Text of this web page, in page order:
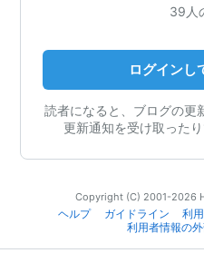
39人
ログインし
読者になると、ブログの更
更新通知を受け取った
Copyright (C) 2001-2026
ヘルプ
ガイドライン 利
利用者情報の